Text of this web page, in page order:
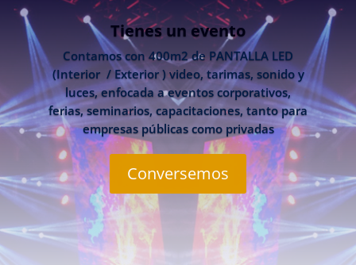
Tienes un evento
Contamos con 400m2 de PANTALLA LED
(Interior / Exterior ) video, tarimas, sonido y
luces, enfocada a eventos corporativos,
ferias, seminarios, capacitaciones, tanto para
empresas públicas como privadas
Conversemos